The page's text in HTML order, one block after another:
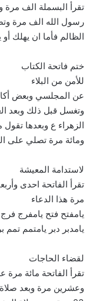
تقرأ البسملة الف مرة
رسول الله الف مرة
الظالم فأما ان يهلك
ختم فاتحة الكتاب
للأمن من البلاء
عن المجلسي وبعض
وتغسل قبل ذلك وبعد
الزهراء ع وبعدها
ومائة مرة تصلي على
لاستدامة المعيشة
تقرأ الفاتحة احدى
مرة هذا الدعاء
يامفتح فتح يامفرج
يامدبر دبر يامتمم تمم
لقضاء الحاجات
تقرأ الفاتحة مائة مرة
وعشرين مرة وبعد